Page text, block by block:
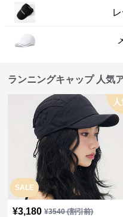
ランニングキャップ 人気
SALE
¥3,180 ¥3540(割引前)